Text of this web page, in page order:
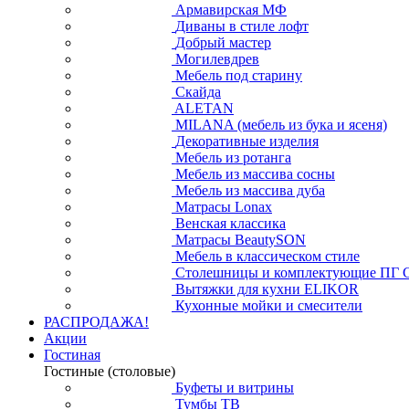
Армавирская МФ
Диваны в стиле лофт
Добрый мастер
Могилевдрев
Мебель под старину
Скайда
ALETAN
MILANA (мебель из бука и ясеня)
Декоративные изделия
Мебель из ротанга
Мебель из массива сосны
Мебель из массива дуба
Матрасы Lonax
Венская классика
Матрасы BeautySON
Мебель в классическом стиле
Столешницы и комплектующие ПГ
Вытяжки для кухни ELIKOR
Кухонные мойки и смесители
РАСПРОДАЖА!
Акции
Гостиная
Гостиные (столовые)
Буфеты и витрины
Тумбы ТВ